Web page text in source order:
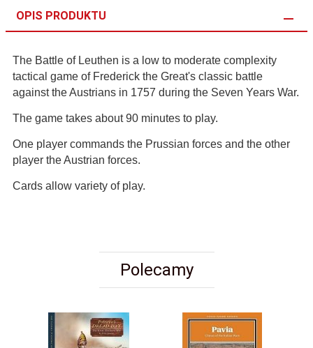
OPIS PRODUKTU
The Battle of Leuthen is a low to moderate complexity
tactical game of Frederick the Great's classic battle
against the Austrians in 1757 during the Seven Years War.
The game takes about 90 minutes to play.
One player commands the Prussian forces and the other
player the Austrian forces.
Cards allow variety of play.
Polecamy